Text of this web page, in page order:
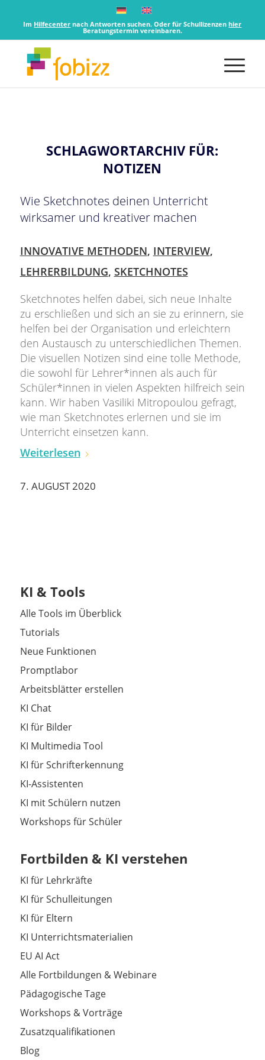
Im Hilfecenter nach Antworten suchen. Oder für Schullizenzenhier
Beratungstermin vereinbaren.
SCHLAGWORTARCHIV FÜR:
NOTIZEN
Wie Sketchnotes deinen Unterricht
wirksamer und kreativer machen
INNOVATIVE METHODEN, INTERVIEW,
LEHRERBILDUNG, SKETCHNOTES
Sketchnotes helfen dabei, sich neue Inhalte
zu erschließen und sich an sie zu erinnern, sie
helfen bei der Organisation und erleichtern
den Austausch zu unterschiedlichen Themen.
Die visuellen Notizen sind eine tolle Methode,
die sowohl für Lehrer*innen als auch für
Schüler*innen in vielen Aspekten hilfreich sein
kann. Wir haben Vasiliki Mitropoulou gefragt,
wie man Sketchnotes erlernen und sie im
Unterricht einsetzen kann.
Weiterlesen
7. AUGUST 2020
KI & Tools
Alle Tools im Überblick
Tutorials
Neue Funktionen
Promptlabor
Arbeitsblätter erstellen
KI Chat
KI für Bilder
KI Multimedia Tool
KI für Schrifterkennung
KI-Assistenten
KI mit Schülern nutzen
Workshops für Schüler
Fortbilden & KI verstehen
KI für Lehrkräfte
KI für Schulleitungen
KI für Eltern
KI Unterrichtsmaterialien
EU AI Act
Alle Fortbildungen & Webinare
Pädagogische Tage
Workshops & Vorträge
Zusatzqualifikationen
Blog